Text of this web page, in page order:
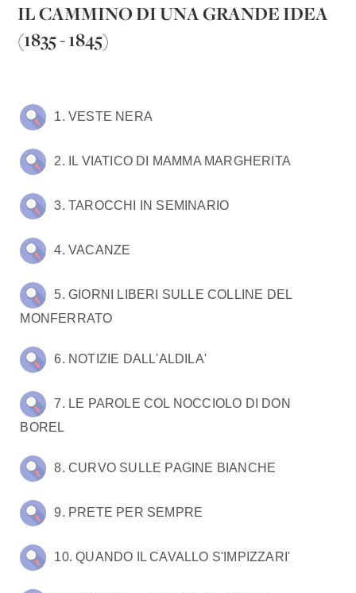
IL CAMMINO DI UNA GRANDE IDEA
(1835 - 1845)
1. VESTE NERA
2. IL VIATICO DI MAMMA MARGHERITA
3. TAROCCHI IN SEMINARIO
4. VACANZE
5. GIORNI LIBERI SULLE COLLINE DEL
MONFERRATO
6. NOTIZIE DALL'ALDILA'
7. LE PAROLE COL NOCCIOLO DI DON
BOREL
8. CURVO SULLE PAGINE BIANCHE
9. PRETE PER SEMPRE
10. QUANDO IL CAVALLO S'IMPIZZARI'